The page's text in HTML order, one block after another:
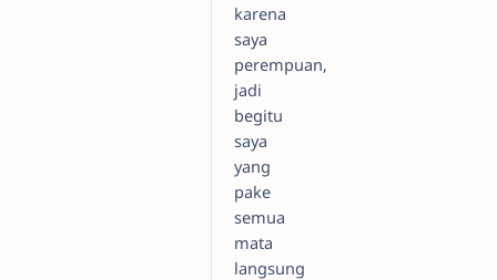
karena
saya
perempuan,
jadi
begitu
saya
yang
pake
semua
mata
langsung